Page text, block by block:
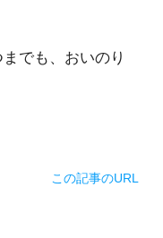
でも、おいのり
この記事のURL